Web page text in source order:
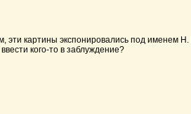
картины экспонировались под именем Н.
кого-то в заблуждение?